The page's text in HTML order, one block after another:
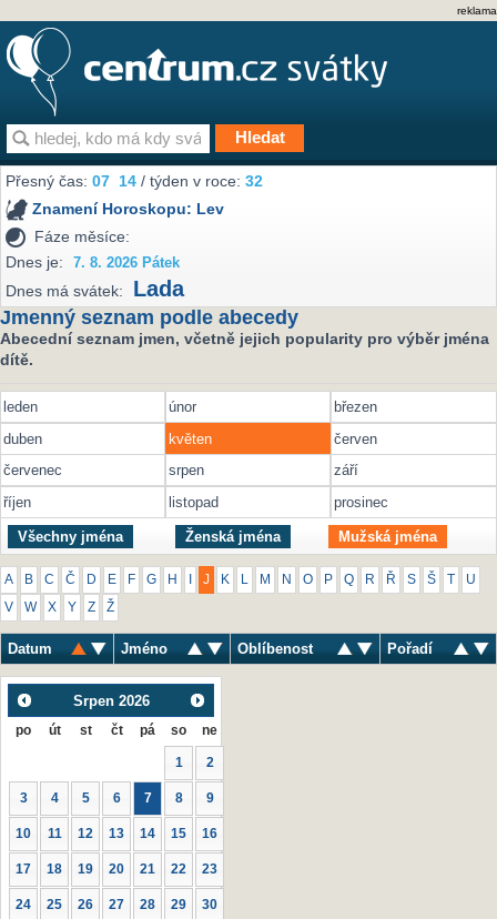
reklama
Přesný čas:07 14 / týden v roce:32
Znamení Horoskopu: Lev
Fáze měsíce:
Dnes je:
7. 8. 2026 Pátek
Dnes má svátek: Lada
Jmenný seznam podle abecedy
Abecední seznam jmen, včetně jejich popularity pro výběr jména
dítě.
leden únor
březen
duben
květen
červen
červenec
srpen
září
říjen
listopad prosinec
Všechny jména Ženská jména Mužská jména
A B C Č D E F G H J K M N O P Q R Ř S Š U
V W X Y Z Ž
Datum Jméno Oblíbenost Pořadí
Srpen 2026
po út st čt pá so ne
1 2
3 4 5 6 7 8 9
10 11 12 13 14 15 16
17 18 19 20 21 22 23
24 25 26 27 28 29 30